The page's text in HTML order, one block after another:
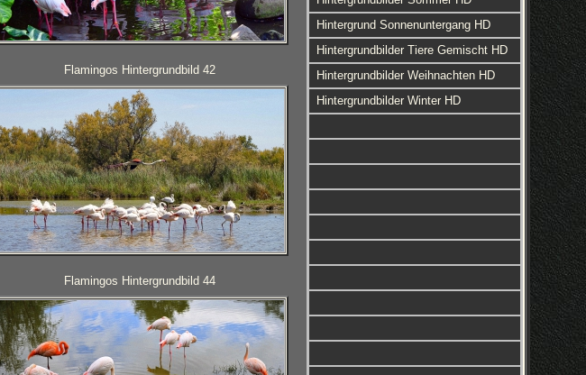
Flamingos Hintergrundbild 42
Flamingos Hintergrundbild 44
Hintergrund Sonnenuntergang HD
Hintergrundbilder Tiere Gemischt HD
Hintergrundbilder Weihnachten HD
Hintergrundbilder Winter HD